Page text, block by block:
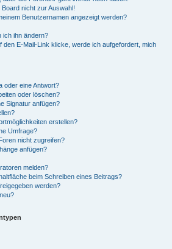
nicht zur Auswahl!
Benutzernamen angezeigt werden?
ich ihn ändern?
den E-Mail-Link klicke, werde ich aufgefordert, mich
oder eine Antwort?
oder löschen?
Signatur anfügen?
erstellen?
Umfrage?
nicht zugreifen?
anfügen?
melden?
beim Schreiben eines Beitrags?
werden?